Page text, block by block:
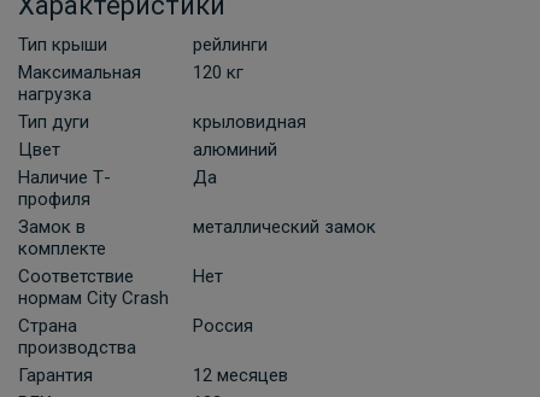
Тип крыши
рейлинги
Максимальная
нагрузка
120 кг
Тип дуги
крыловидная
Цвет
алюминий
Наличие Т-
профиля
Да
Замок в
комплекте
металлический замок
Соответствие
нормам City Crash
Нет
Страна
производства
Россия
Гарантия
12 месяцев